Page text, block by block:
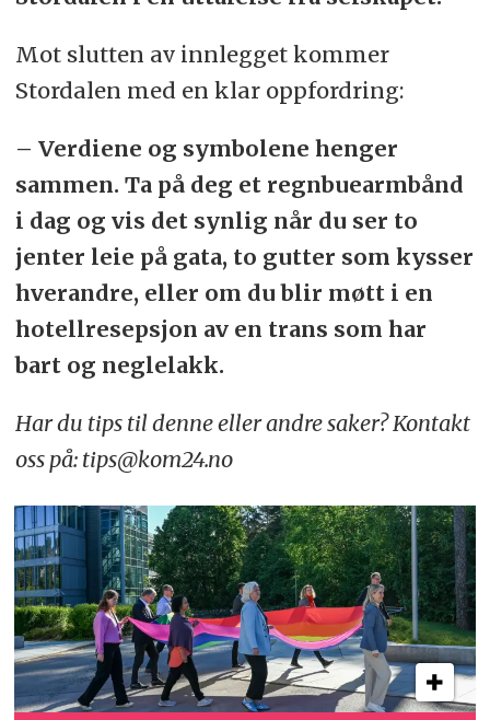
Mot slutten av innlegget kommer
Stordalen med en klar oppfordring:
– Verdiene og symbolene henger
sammen. Ta på deg et regnbuearmbånd
i dag og vis det synlig når du ser to
jenter leie på gata, to gutter som kysser
hverandre, eller om du blir møtt i en
hotellresepsjon av en trans som har
bart og neglelakk.
Har du tips til denne eller andre saker? Kontakt
oss på: tips@kom24.no